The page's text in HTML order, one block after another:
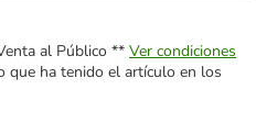
al Público ** Ver condiciones
que ha tenido el artículo en los